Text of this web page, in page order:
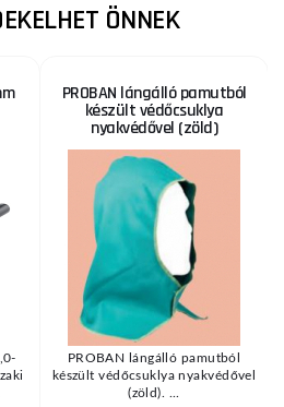
ÖNNEK
PROBAN lángálló pamutból
készült védőcsuklya
nyakvédővel (zöld)
PROBAN lángálló pamutból
készült védőcsuklya nyakvédővel
(zöld). ...